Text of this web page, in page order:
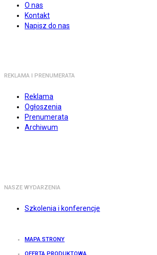
O nas
Kontakt
Napisz do nas
REKLAMA I PRENUMERATA
Reklama
Ogłoszenia
Prenumerata
Archiwum
NASZE WYDARZENIA
Szkolenia i konferencje
MAPA STRONY